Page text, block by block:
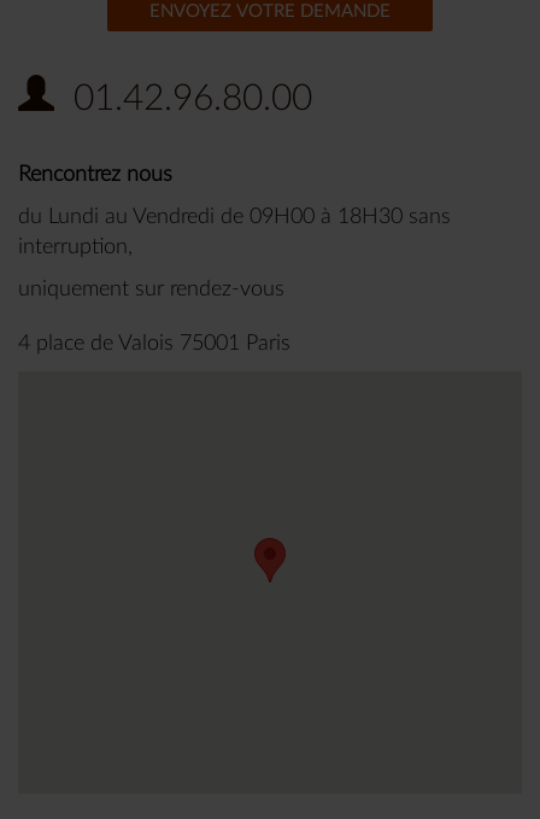
ENVOYEZ VOTRE DEMANDE
01.42.96.80.00
Rencontrez nous
du Lundi au Vendredi de 09H00 à 18H30 sans
interruption,
uniquement sur rendez-vous
4 place de Valois 75001 Paris